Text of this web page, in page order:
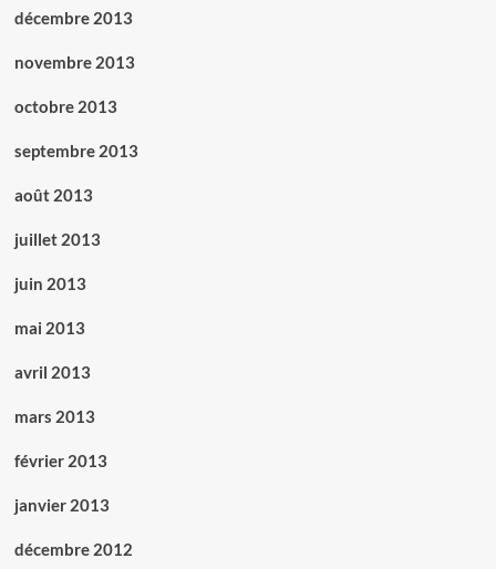
décembre 2013
novembre 2013
octobre 2013
septembre 2013
août 2013
juillet 2013
juin 2013
mai 2013
avril 2013
mars 2013
février 2013
janvier 2013
décembre 2012